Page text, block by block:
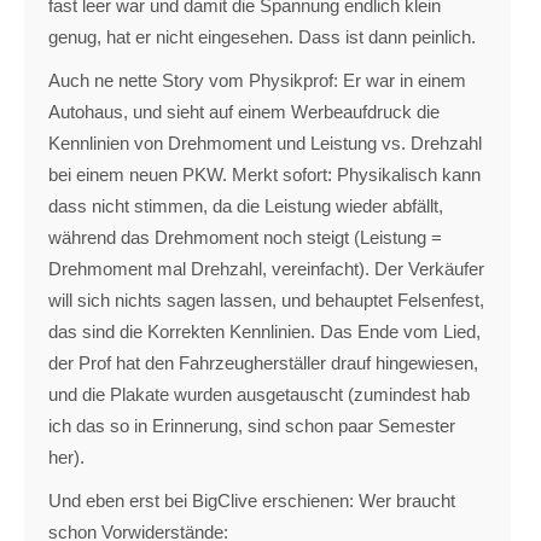
fast leer war und damit die Spannung endlich klein
genug, hat er nicht eingesehen. Dass ist dann peinlich.
Auch ne nette Story vom Physikprof: Er war in einem
Autohaus, und sieht auf einem Werbeaufdruck die
Kennlinien von Drehmoment und Leistung vs. Drehzahl
bei einem neuen PKW. Merkt sofort: Physikalisch kann
dass nicht stimmen, da die Leistung wieder abfällt,
während das Drehmoment noch steigt (Leistung =
Drehmoment mal Drehzahl, vereinfacht). Der Verkäufer
will sich nichts sagen lassen, und behauptet Felsenfest,
das sind die Korrekten Kennlinien. Das Ende vom Lied,
der Prof hat den Fahrzeugherställer drauf hingewiesen,
und die Plakate wurden ausgetauscht (zumindest hab
ich das so in Erinnerung, sind schon paar Semester
her).
Und eben erst bei BigClive erschienen: Wer braucht
schon Vorwiderstände: